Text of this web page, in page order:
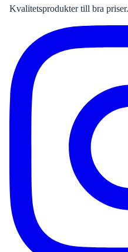
Kvalitetsprodukter till bra priser.